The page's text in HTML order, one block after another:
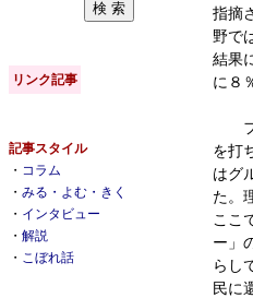
リンク記事
記事スタイル
・ コラム
・ みる・よむ・きく
・ インタビュー
・ 解説
・ こぼれ話
指摘
野で
結果
に８
フ
を打
はグ
た。
ここ
ー」
らし
民に